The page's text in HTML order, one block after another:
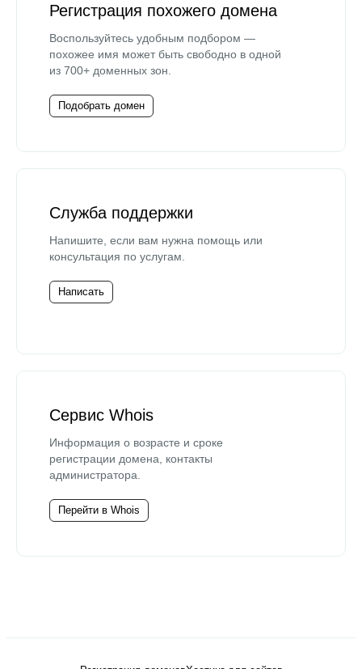
Регистрация похожего домена
Воспользуйтесь удобным подбором —
похожее имя может быть свободно в одной
из 700+ доменных зон.
Подобрать домен
Служба поддержки
Напишите, если вам нужна помощь или
консультация по услугам.
Написать
Сервис Whois
Информация о возрасте и сроке
регистрации домена, контакты
администратора.
Перейти в Whois